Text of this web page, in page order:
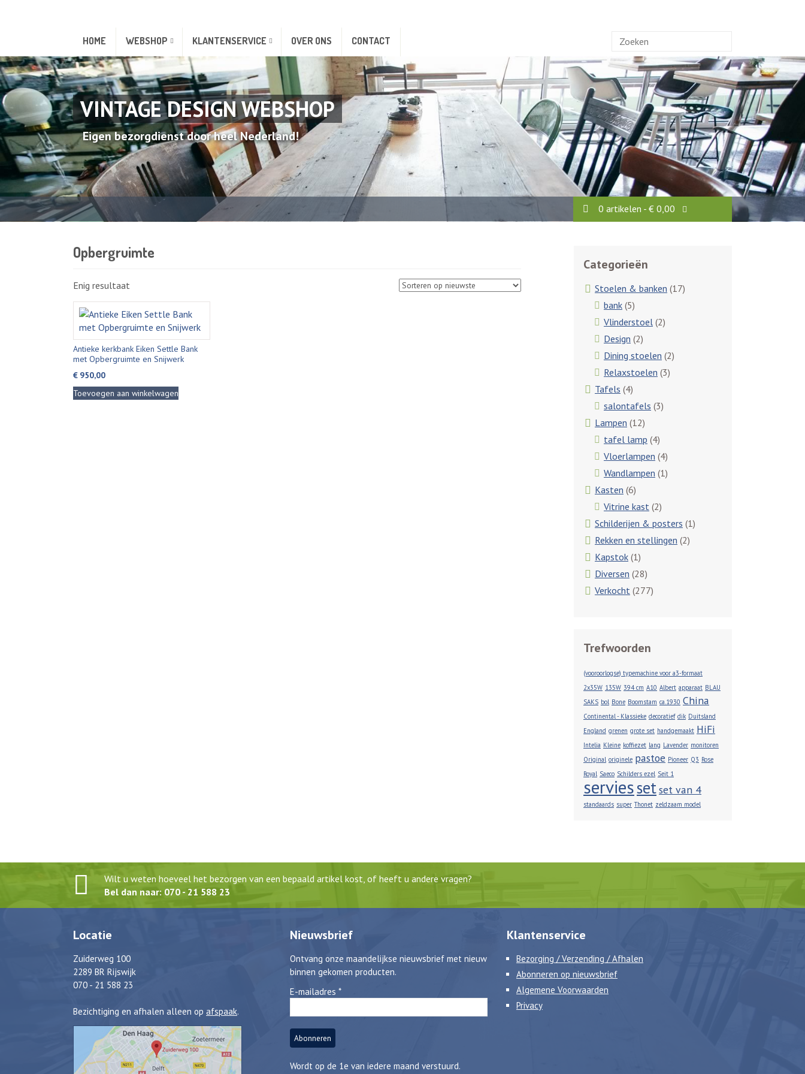
HOME WEBSHOP KLANTENSERVICE OVER ONS CONTACT
Zoek
VINTAGE DESIGN WEBSHOP
Eigen bezorgdienst door heel Nederland!
0 artikelen - € 0,00
Opbergruimte
Enig resultaat
Antieke kerkbank Eiken Settle Bank
met Opbergruimte en Snijwerk
€ 950,00
Toevoegen aan winkelwagen
Categorieën
Stoelen & banken (17)
bank (5)
Vlinderstoel (2)
Design (2)
Dining stoelen (2)
Relaxstoelen (3)
Tafels (4)
salontafels (3)
Lampen (12)
tafel lamp (4)
Vloerlampen (4)
Wandlampen (1)
Kasten (6)
Vitrine kast (2)
Schilderijen & posters (1)
Rekken en stellingen (2)
Kapstok (1)
Diversen (28)
Verkocht (277)
Trefwoorden
(vooroorlogse) typemachine voor a3-formaat
2x35W 135W 394 cm A10 Albert apparaat BLAU
SAKS bol Bone Boomstam ca.1930 China
Continental - Klassieke decoratief dik Duitsland
England grenen grote set handgemaakt HiFi
Intelia Kleine koffiezet lang Lavender monitoren
Original originele pastoe Pioneer Q3 Rose
Royal Saeco Schilders ezel Seit 1
serviessetset van 4
standaards super Thonet zeldzaam model
Wilt u weten hoeveel het bezorgen van een bepaald artikel kost, of heeft u andere vragen?
Bel dan naar: 070 - 21 588 23
Locatie
Zuiderweg 100
2289 BR Rijswijk
070 - 21 588 23
Bezichtiging en afhalen alleen op afspaak.
Nieuwsbrief
Ontvang onze maandelijkse nieuwsbrief met nieuw
binnen gekomen producten.
E-mailadres *
Wordt op de 1e van iedere maand verstuurd.
Klantenservice
Bezorging / Verzending / Afhalen
Abonneren op nieuwsbrief
Algemene Voorwaarden
Privacy